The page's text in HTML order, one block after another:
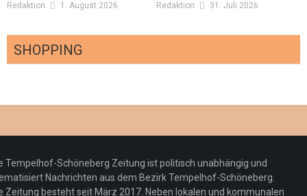
Redaktion 1. August 2026 Redaktion 31. Juli 2026
SHOPPING
Redaktion 23. Juli 2026
Pepe Jeans London mit Summer Sale und
neuer Kollektion
Redaktion 19. Juli 2026
Woher kommt der Honig? – Neue EU-
Tempelhof-Schöneberg Zeitung ist politisch unabhängig und
Nachrichten aus dem Bezirk Tempelhof-Schöneberg.
Zeitung besteht seit März 2017. Neben lokalen und kommunalen